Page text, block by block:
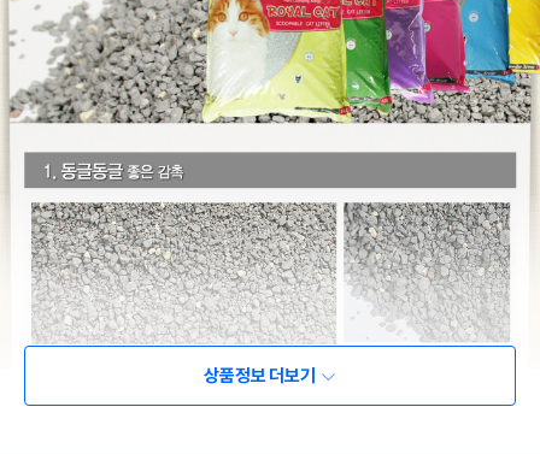
상품정보 더보기